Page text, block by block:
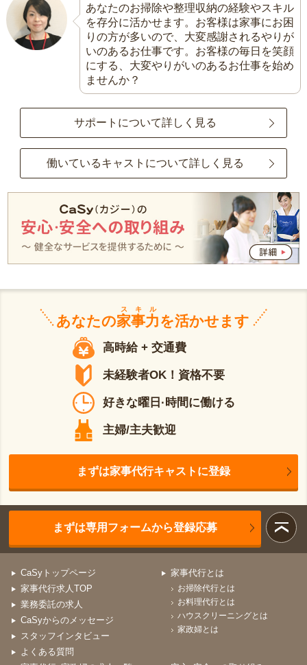
あなたのお掃除や整理収納の経験やスキル
を存分に活かせます。お客様は家事にお困
りの方が多いので、大変感謝されるやりが
いのあるお仕事です。お客様の毎日を笑顔
にする、大変やりがいのあるお仕事を始め
ませんか？
サポートについて詳しく見る
働いているキャストについて詳しく見る
あなたの家事力
スキル
を活かせます
高時給 + 交通費
未経験者OK！資格不要
好きな曜日·時間に働ける
主婦/主夫歓迎
まずは家事代行キャストに登録
まずは専用フォームから登録応募
CaSyトップページ
家事代行求人TOP
業務委託の求人
CaSyからのメッセージ
スタッフインタビュー
よくある質問
家事代行とは
お掃除代行とは
お料理代行とは
ハウスクリーニングとは
家政婦とは